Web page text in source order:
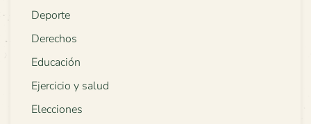
Deporte
Derechos
Educación
Ejercicio y salud
Elecciones